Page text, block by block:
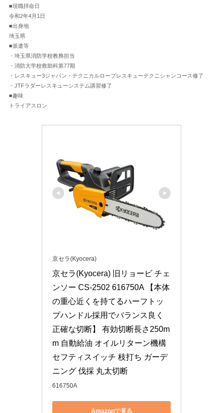
■現職拝命日
令和2年4月1日
■出身地
埼玉県
■派遣等
・埼玉県消防学校教務担当
・消防大学校救助科第77期
・レスキュー3ジャパン・テクニカルロープレスキューテクニシャンコース修了
・JTFラダーレスキューシステム講習修了
■趣味
トライアスロン
京セラ(Kyocera)
京セラ(Kyocera) 旧リョービ チェ
ンソー CS-2502 616750A 【本体
の重心近くを持てるハーフトッ
プハンドル採用でバランス良く
正確な切断】 有効切断長さ250m
m 自動給油 オイルリターン機構
セフティスイッチ 枝打ち ガーデ
ニング 伐採 丸太切断
616750A
Amazonで見る